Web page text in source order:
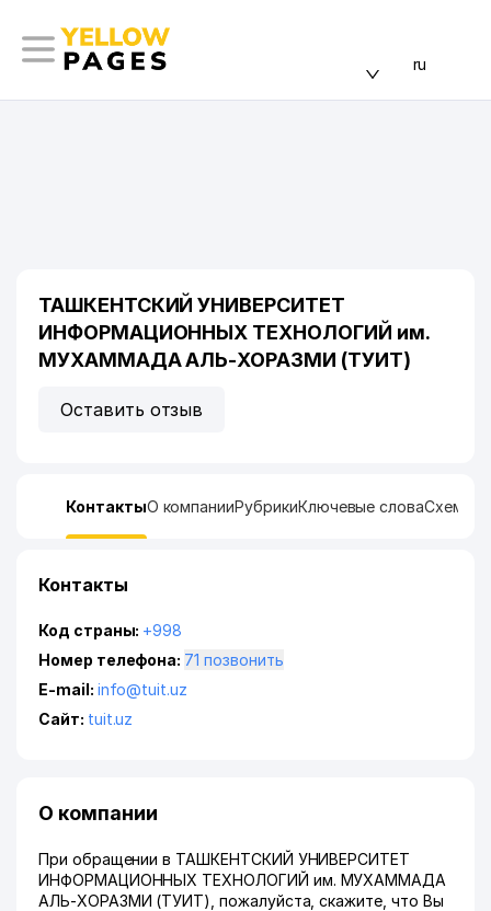
ru
ТАШКЕНТСКИЙ УНИВЕРСИТЕТ
ИНФОРМАЦИОННЫХ ТЕХНОЛОГИЙ им.
МУХАММАДА АЛЬ-ХОРАЗМИ (ТУИТ)
Оставить отзыв
КонтактыО компанииРубрикиКлючевые словаСхема
Контакты
Код страны: +998
Номер телефона:
71 позвонить
E-mail: info@tuit.uz
Сайт: tuit.uz
О компании
При обращении в ТАШКЕНТСКИЙ УНИВЕРСИТЕТ
ИНФОРМАЦИОННЫХ ТЕХНОЛОГИЙ им. МУХАММАДА
АЛЬ-ХОРАЗМИ (ТУИТ), пожалуйста, скажите, что Вы